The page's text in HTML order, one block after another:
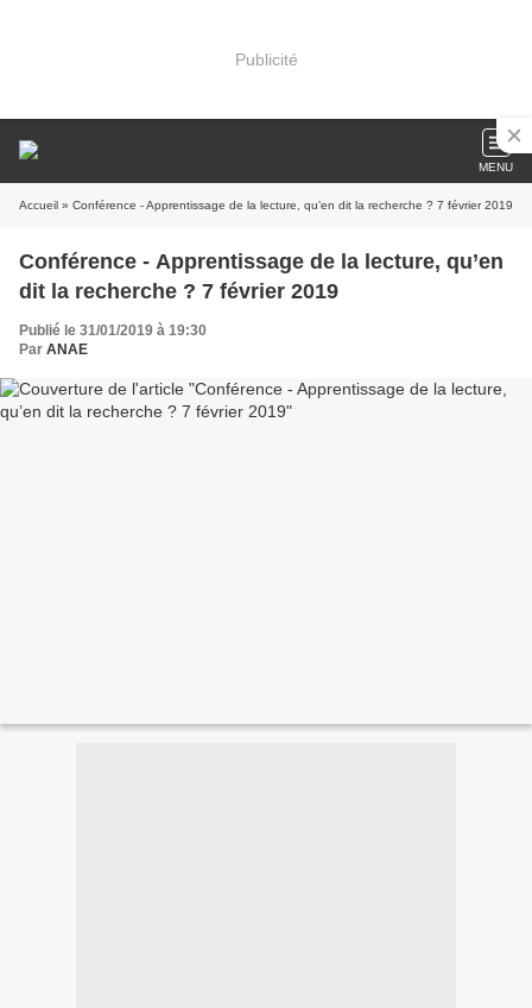
Publicité
MENU
Accueil » Conférence - Apprentissage de la lecture, qu’en dit la recherche ? 7 février 2019
Conférence - Apprentissage de la lecture, qu’en
dit la recherche ? 7 février 2019
Publié le 31/01/2019 à 19:30
Par ANAE